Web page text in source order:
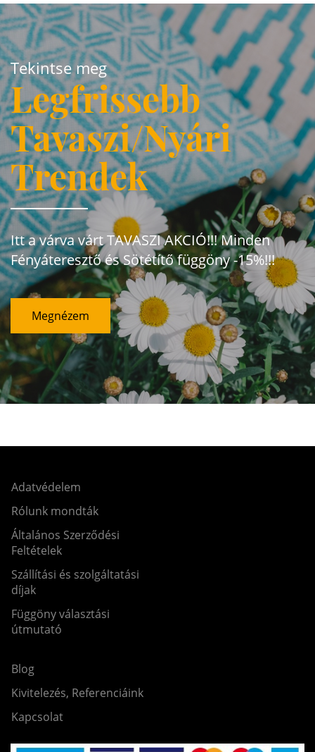
Tekintse meg
Legfrissebb
Tavaszi/Nyári
Trendek
Itt a várva várt TAVASZI AKCIÓ!!! Minden
Fényáteresztő és Sötétítő függöny -15%!!!
Megnézem
Adatvédelem
Rólunk mondták
Általános Szerződési
Feltételek
Szállítási és szolgáltatási
díjak
Függöny választási
útmutató
Blog
Kivitelezés, Referenciáink
Kapcsolat